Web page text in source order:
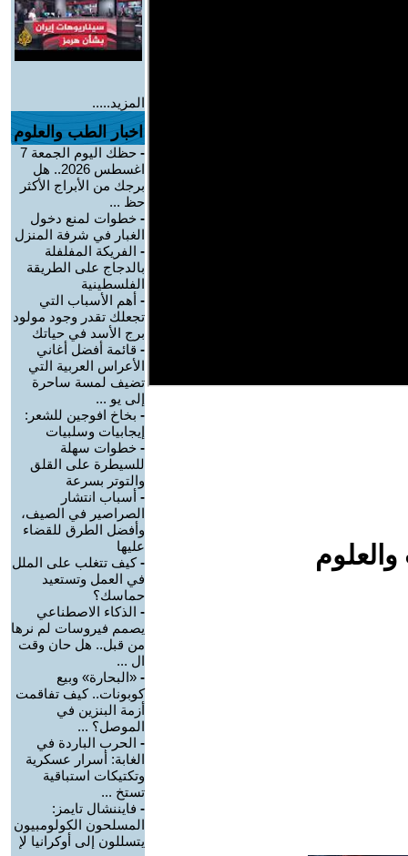
المزيد.....
اخبار الطب والعلوم
-
حظك اليوم الجمعة 7
اغسطس 2026.. هل
برجك من الأبراج الأكثر
حظ ...
- خطوات لمنع دخول
الغبار في شرفة المنزل
- الفريكة المفلفلة
بالدجاج على الطريقة
الفلسطينية
- أهم الأسباب التي
تجعلك تقدر وجود مولود
برج الأسد في حياتك
- قائمة أفضل أغاني
الأعراس العربية التي
تضيف لمسة ساحرة
إلى يو ...
- بخاخ افوجين للشعر:
إيجابيات وسلبيات
- خطوات سهلة
للسيطرة على القلق
والتوتر بسرعة
- أسباب انتشار
الصراصير في الصيف،
وأفضل الطرق للقضاء
عليها
-كيف تتغلب على الملل
في العمل وتستعيد
حماسك؟
- الذكاء الاصطناعي
يصمم فيروسات لم نرها
من قبل.. هل حان وقت
ال ...
- «البحارة» وبيع
كوبونات.. كيف تفاقمت
أزمة البنزين في
الموصل؟ ...
- الحرب الباردة في
الغابة: أسرار عسكرية
وتكتيكات استباقية
تستخ ...
- فايننشال تايمز:
المسلحون الكولومبيون
يتسللون إلى أوكرانيا لإ